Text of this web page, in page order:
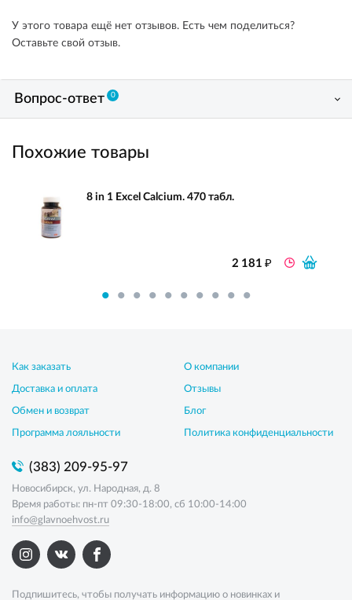
У этого товара ещё нет отзывов. Есть чем поделиться?
Оставьте свой отзыв.
Вопрос-ответ 0
Похожие товары
8 in 1 Excel Calcium. 470 табл.
2 181₽
Как заказать
Доставка и оплата
Обмен и возврат
Программа лояльности
О компании
Отзывы
Блог
Политика конфиденциальности
(383) 209-95-97
Новосибирск, ул. Народная, д. 8
Время работы: пн-пт 09:30-18:00, сб 10:00-14:00
info@glavnoehvost.ru
Подпишитесь, чтобы получать информацию о новинках и